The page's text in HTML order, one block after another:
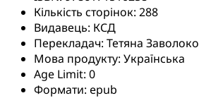
Кількість сторінок: 288
Видавець: КСД
Перекладач: Тетяна Заволоко
Мова продукту: Українська
Age Limit: 0
Формати: epub